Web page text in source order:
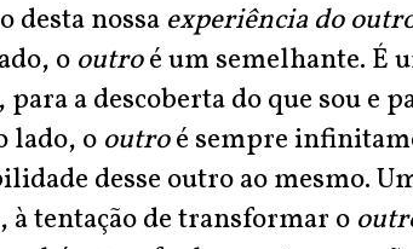
desta nossa experiência do
o outroé um semelhante. É
a descoberta do que sou e
lado, o outroé sempre
desse outro ao mesmo.
à tentação de transformar o